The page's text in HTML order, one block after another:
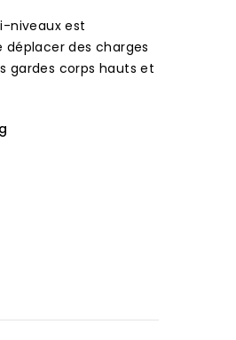
niveaux est
des charges
gardes corps hauts et